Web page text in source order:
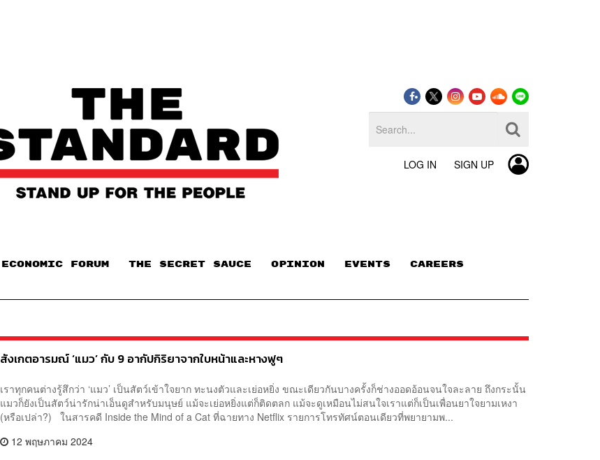
LOG IN SIGN UP
ECONOMIC FORUM THE SECRET SAUCE​ OPINION EVENTS CAREERS
สังเกตอารมณ์ ‘แมว’ กับ 9 อากัปกิริยาจากใบหน้าและหางฟูๆ
เราทุกคนต่างรู้สึกว่า ‘แมว’ เป็นสัตว์เข้าใจยาก ทะนงตัวและเย่อหยิ่ง ขณะเดียวกันบางครั้งก็ช่างออดอ้อนจนใจละลาย ถึงกระนั้น
แมวก็ยังเป็นสัตว์น่ารักน่าเอ็นดูสำหรับมนุษย์ แม้จะเย่อหยิ่งแต่ก็ติดตลก แม้จะดูเหมือนไม่สนใจเราแต่ก็เป็นเพื่อนยาใจยามเหงา
(หรือเปล่า?) ในสารคดี Inside the Mind of a Cat ที่ฉายทาง Netflix รายการโทรทัศน์ตอนเดียวที่พยายามพ...
12 พฤษภาคม 2024